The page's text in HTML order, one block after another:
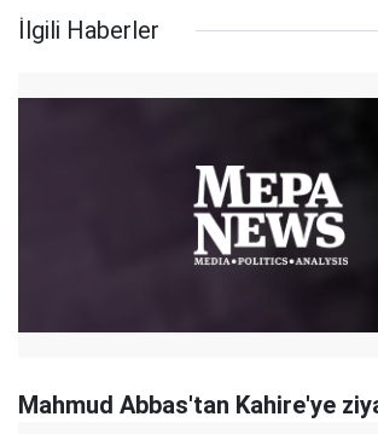
İlgili Haberler
Mahmud Abbas'tan Kahire'ye